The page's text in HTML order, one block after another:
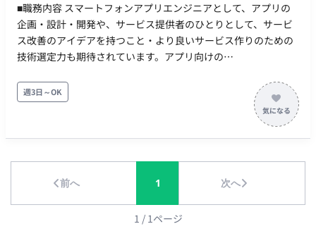
ーマンス最適化（非同期処理・レスポンス改善等）、および運
用・改善の一連の経験 ・生成AI、音声処理、自然言語処理領域
における各社の最新APIやマネージドサービスの情報を日常的に
収集・技術検証し、システム要件に合わせて最適な技術を選
定・バックエンドに実装することで顧客の課題解決を推進した
経験
■職務内容 スマートフォンアプリエンジニアとして、アプリの
企画・設計・開発や、サービス提供者のひとりとして、サービ
ス改善のアイデアを持つこと・より良いサービス作りのための
技術選定力も期待されています。アプリ向けの
スや互換性について合意を取りながら開発を進めています。 ■
主な内容 アプリ開発全般：アプリの企画・設計・開発業務（新
規アプリおよび運営中の既存アプリなど） 技術の調査・導入：
ユーザー体験向上のためのモダン技術の調査・導入 データ分析
の環境整備とテストケースの拡充 業務効率化： 開発環境改善の
ための各種自動化 継続的改善： コード品質やアーキテクチャの
継続的改善 チームの取り組み： 開発チームとしての知見共有や
週3日～OK
前へ 1 次へ
1 / 1ページ